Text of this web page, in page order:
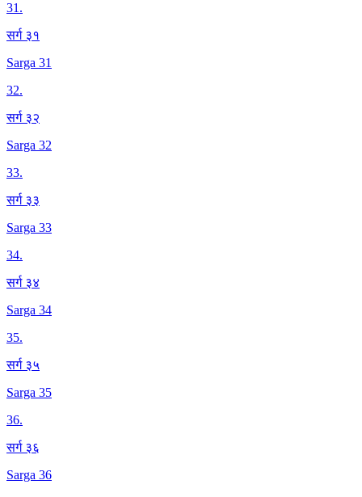
31.
सर्ग ३१
Sarga 31
32.
सर्ग ३२
Sarga 32
33.
सर्ग ३३
Sarga 33
34.
सर्ग ३४
Sarga 34
35.
सर्ग ३५
Sarga 35
36.
सर्ग ३६
Sarga 36